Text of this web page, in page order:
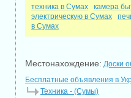
техника в Сумах камера
электрическую в Сумах
в Сумах
Местонахождение: Доски
Бесплатные объявления в
Техника - (Сумы)